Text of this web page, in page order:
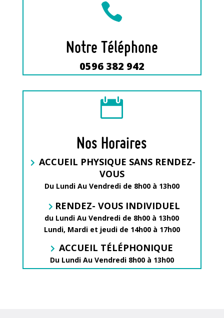

Notre Téléphone
0596 382 942

Nos Horaires
ACCUEIL PHYSIQUE SANS RENDEZ-
VOUS
Du Lundi Au Vendredi de 8h00 à 13h00
RENDEZ- VOUS INDIVIDUEL
du Lundi Au Vendredi de 8h00 à 13h00
Lundi, Mardi et jeudi de 14h00 à 17h00
ACCUEIL TÉLÉPHONIQUE
Du Lundi Au Vendredi 8h00 à 13h00